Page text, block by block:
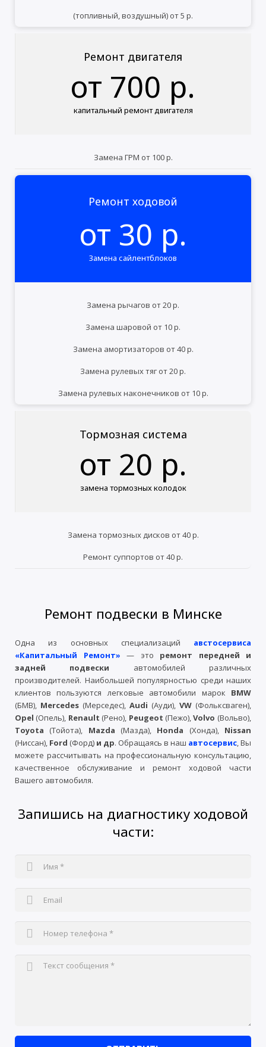
(топливный, воздушный) от 5 р.
Ремонт двигателя
от 700 р.
капитальный ремонт двигателя
Замена ГРМ от 100 р.
Ремонт ходовой
от 30 р.
Замена сайлентблоков
Замена рычагов от 20 р.
Замена шаровой от 10 р.
Замена амортизаторов от 40 р.
Замена рулевых тяг от 20 р.
Замена рулевых наконечников от 10 р.
Тормозная система
от 20 р.
замена тормозных колодок
Замена тормозных дисков от 40 р.
Ремонт суппортов от 40 р.
Ремонт подвески в Минске
Одна из основных специализаций австосервиса
«Капитальный Ремонт» — это ремонт передней и
задней подвески автомобилей различных
производителей. Наибольшей популярностью среди наших
клиентов пользуются легковые автомобили марок BMW
(БМВ), Mercedes (Мерседес), Audi (Ауди), VW (Фольксваген),
Opel (Опель), Renault (Рено), Peugeot (Пежо),Volvo (Вольво),
Toyota (Тойота), Mazda (Мазда), Honda (Хонда),Nissan
(Ниссан), Ford (Форд) и др. Обращаясь в наш автосервис, Вы
можете рассчитывать на профессиональную консультацию,
качественное обслуживание и ремонт ходовой части
Вашего автомобиля.
Запишись на диагностику ходовой
части: